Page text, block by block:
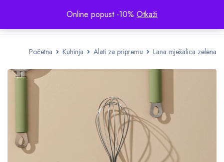
Online popust -10% Otkaži
Početna Kuhinja Alati za pripremu Lana mješalica zelena